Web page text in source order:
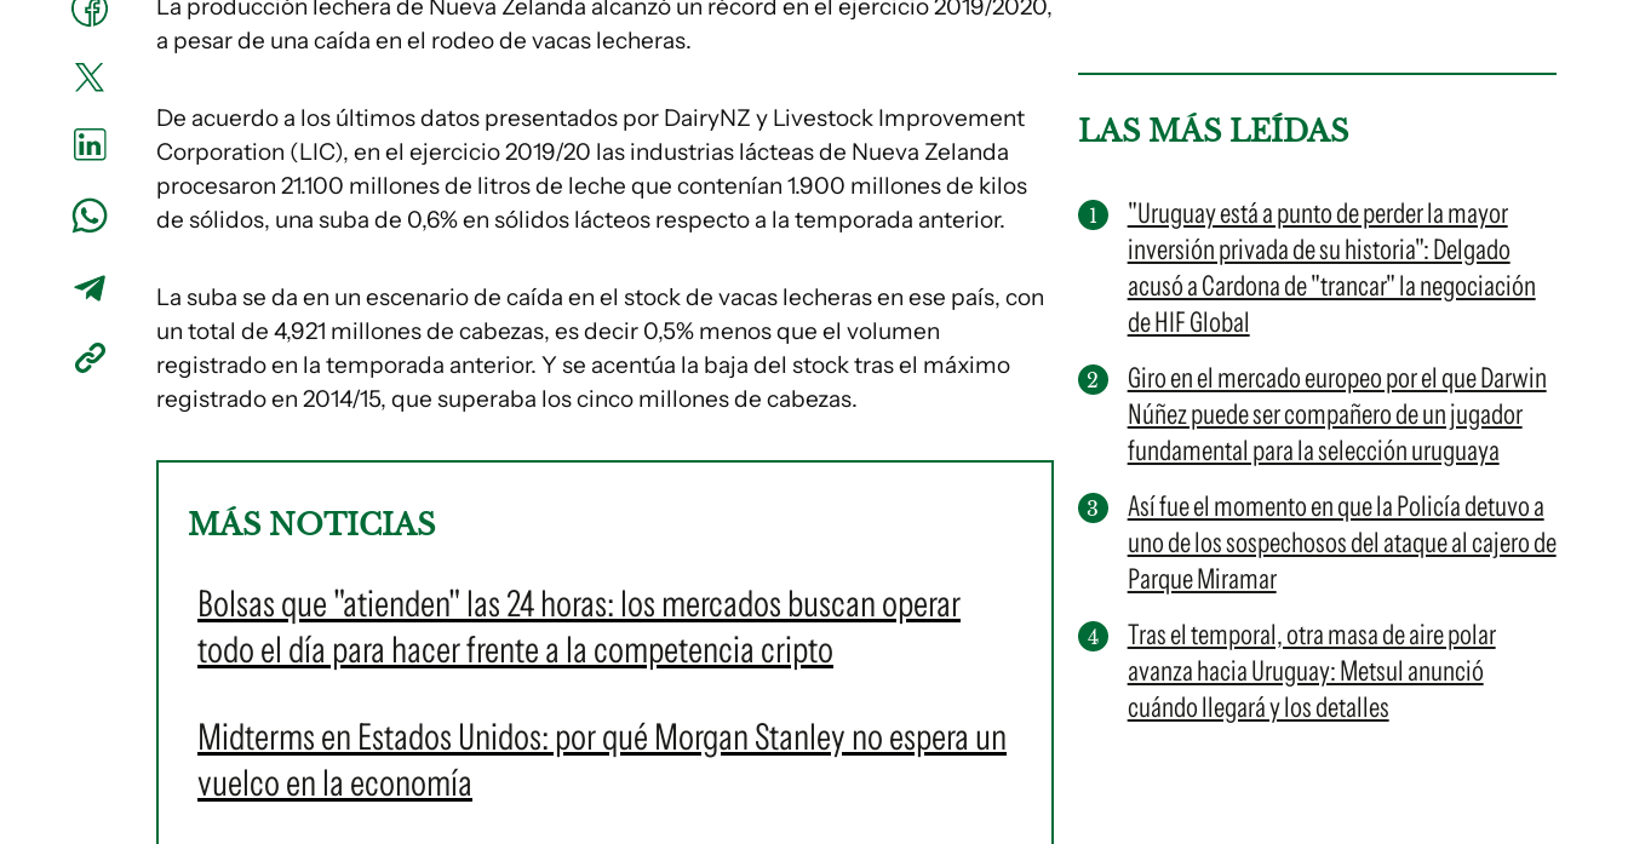
La producción lechera de Nueva Zelanda alcanzó un récord en el ejercicio 2019/2020,
a pesar de una caída en el rodeo de vacas lecheras.
De acuerdo a los últimos datos presentados por DairyNZ y Livestock Improvement
Corporation (LIC), en el ejercicio 2019/20 las industrias lácteas de Nueva Zelanda
procesaron 21.100 millones de litros de leche que contenían 1.900 millones de kilos
de sólidos, una suba de 0,6% en sólidos lácteos respecto a la temporada anterior.
La suba se da en un escenario de caída en el stock de vacas lecheras en ese país, con
un total de 4,921 millones de cabezas, es decir 0,5% menos que el volumen
registrado en la temporada anterior. Y se acentúa la baja del stock tras el máximo
registrado en 2014/15, que superaba los cinco millones de cabezas.
MÁS NOTICIAS
Bolsas que "atienden" las 24 horas: los mercados buscan operar
todo el día para hacer frente a la competencia cripto
Midterms en Estados Unidos: por qué Morgan Stanley no espera un
vuelco en la economía
LAS MÁS LEÍDAS
"Uruguay está a punto de perder la mayor
inversión privada de su historia": Delgado
acusó a Cardona de "trancar" la negociación
de HIF Global
Giro en el mercado europeo por el que Darwin
Núñez puede ser compañero de un jugador
fundamental para la selección uruguaya
Así fue el momento en que la Policía detuvo a
uno de los sospechosos del ataque al cajero de
Parque Miramar
Tras el temporal, otra masa de aire polar
avanza hacia Uruguay: Metsul anunció
cuándo llegará y los detalles